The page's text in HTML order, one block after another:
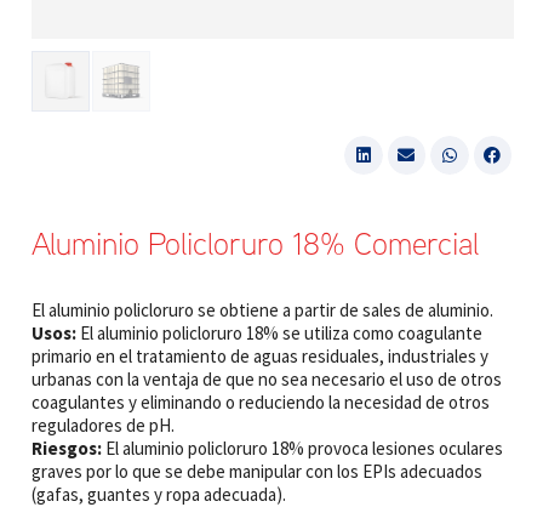
Aluminio Policloruro 18% Comercial
El aluminio policloruro se obtiene a partir de sales de aluminio.
Usos: El aluminio policloruro 18% se utiliza como coagulante
primario en el tratamiento de aguas residuales, industriales y
urbanas con la ventaja de que no sea necesario el uso de otros
coagulantes y eliminando o reduciendo la necesidad de otros
reguladores de pH.
Riesgos: El aluminio policloruro 18% provoca lesiones oculares
graves por lo que se debe manipular con los EPIs adecuados
(gafas, guantes y ropa adecuada).